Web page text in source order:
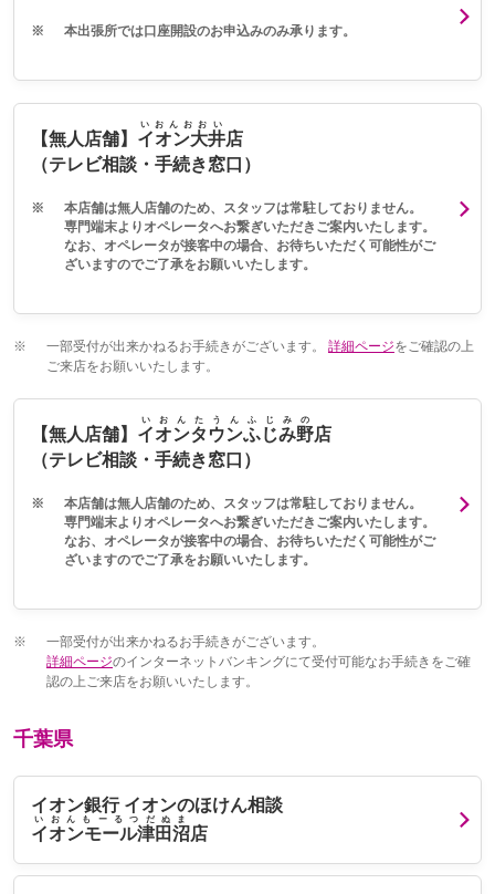
※ 本出張所では口座開設のお申込みのみ承ります。
【無人店舗】 イオン大井
いおんおおい
店
（テレビ相談・手続き窓口）
※
本店舗は無人店舗のため、スタッフは常駐しておりません。
専門端末よりオペレータへお繋ぎいただきご案内いたします。
なお、オペレータが接客中の場合、お待ちいただく可能性がご
ざいますのでご了承をお願いいたします。
※ 一部受付が出来かねるお手続きがございます。 詳細ページをご確認の上
ご来店をお願いいたします。
【無人店舗】 イオンタウンふじみ野
いおんたうんふじみの
店
（テレビ相談・手続き窓口）
※
本店舗は無人店舗のため、スタッフは常駐しておりません。
専門端末よりオペレータへお繋ぎいただきご案内いたします。
なお、オペレータが接客中の場合、お待ちいただく可能性がご
ざいますのでご了承をお願いいたします。
※
一部受付が出来かねるお手続きがございます。
詳細ページのインターネットバンキングにて受付可能なお手続きをご確
認の上ご来店をお願いいたします。
千葉県
イオン銀行 イオンのほけん相談
イオンモール津田沼
いおんもーるつだぬま
店